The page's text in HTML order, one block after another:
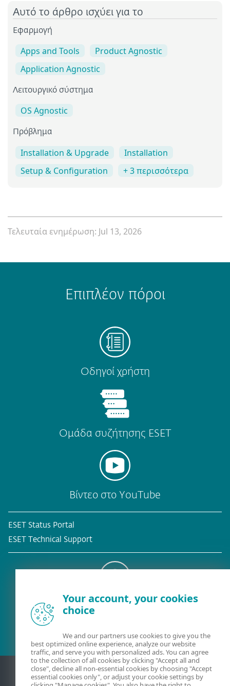
Αυτό το άρθρο ισχύει για το
Εφαρμογή
Apps and Tools
Product Agnostic
Application Agnostic
Λειτουργικό σύστημα
OS Agnostic
Πρόβλημα
Installation & Upgrade
Installation
Setup & Configuration
+ 3 περισσότερα
Τελευταία ενημέρωση: Jul 13, 2026
Επιπλέον πόροι
Οδηγοί χρήστη
Ομάδα συζήτησης ESET
Βίντεο στο YouTube
ESET Status Portal
ESET Technical Support
Υφιστάμενος πελάτης
Your account, your cookies
choice
We and our partners use cookies to give you the
best optimized online experience, analyze our website
traffic, and serve you with personalized ads. You can agree
to the collection of all cookies by clicking "Accept all and
close", decline all non-essential cookies by choosing "Accept
essential cookies only", or adjust your cookie settings by